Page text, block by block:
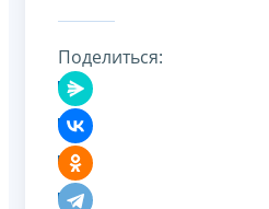
Поделиться: